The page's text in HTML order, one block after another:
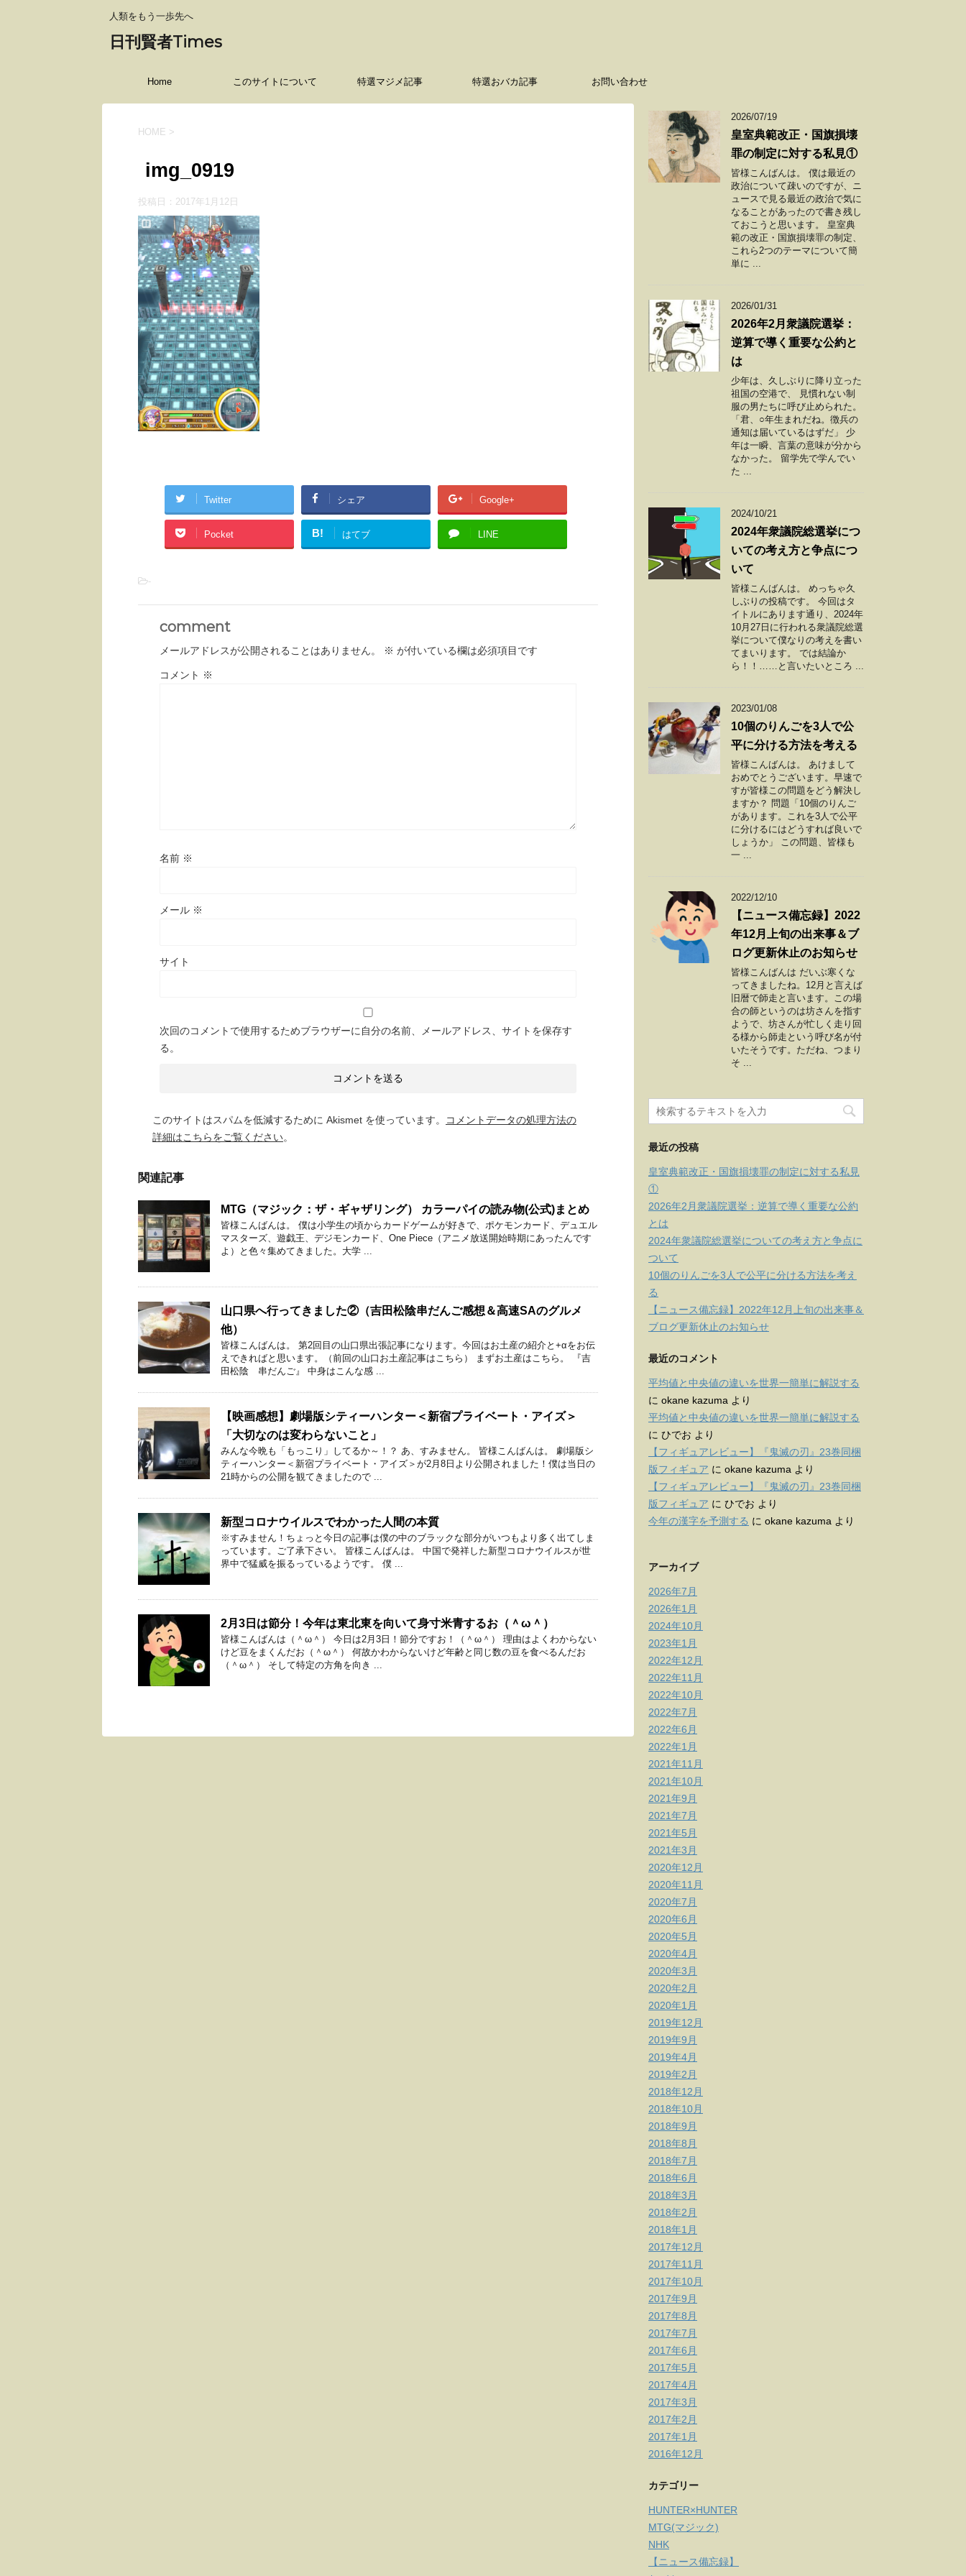
人類をもう一歩先へ
日刊賢者Times
Home このサイトについて 特選マジメ記事 特選おバカ記事 お問い合わせ
HOME >
img_0919
投稿日： 2017年1月12日
Twitter シェア Google+
Pocket B! はてブ LINE
-
comment
メールアドレスが公開されることはありません。 ※ が付いている欄は必須項目です
コメント ※
名前 ※
メール ※
サイト
次回のコメントで使用するためブラウザーに自分の名前、メールアドレス、サイトを保存す
る。
このサイトはスパムを低減するために Akismet を使っています。
コメントデータの処理方法の
詳細はこちらをご覧ください。
関連記事
MTG（マジック：ザ・ギャザリング） カラーパイの読み物(公式)まとめ
皆様こんばんは。 僕は小学生の頃からカードゲームが好きで、ポケモンカード、デュエル
マスターズ、遊戯王、デジモンカード、One Piece（アニメ放送開始時期にあったんです
よ）と色々集めてきました。大学 ...
山口県へ行ってきました②（吉田松陰串だんご感想＆高速SAのグルメ
他）
皆様こんばんは。 第2回目の山口県出張記事になります。今回はお土産の紹介と+αをお伝
えできればと思います。（前回の山口お土産記事はこちら） まずお土産はこちら。 『吉
田松陰 串だんご』 中身はこんな感 ...
【映画感想】劇場版シティーハンター＜新宿プライベート・アイズ＞
「大切なのは変わらないこと」
みんな今晩も「もっこり」してるか～！？ あ、すみません。 皆様こんばんは。 劇場版シ
ティーハンター＜新宿プライベート・アイズ＞が2月8日より公開されました！僕は当日の
21時からの公開を観てきましたので ...
新型コロナウイルスでわかった人間の本質
※すみません！ちょっと今日の記事は僕の中のブラックな部分がいつもより多く出てしま
っています。ご了承下さい。 皆様こんばんは。 中国で発祥した新型コロナウイルスが世
界中で猛威を振るっているようです。 僕 ...
2月3日は節分！今年は東北東を向いて身寸米青するお（＾ω＾）
皆様こんばんは（＾ω＾） 今日は2月3日！節分ですお！（＾ω＾） 理由はよくわからない
けど豆をまくんだお（＾ω＾） 何故かわからないけど年齢と同じ数の豆を食べるんだお
（＾ω＾） そして特定の方角を向き ...
2026/07/19
皇室典範改正・国旗損壊
罪の制定に対する私見①
皆様こんばんは。 僕は最近の
政治について疎いのですが、ニ
ュースで見る最近の政治で気に
なることがあったので書き残し
ておこうと思います。 皇室典
範の改正・国旗損壊罪の制定、
これら2つのテーマについて簡
単に ...
2026/01/31
2026年2月衆議院選挙：
逆算で導く重要な公約と
は
少年は、久しぶりに降り立った
祖国の空港で、 見慣れない制
服の男たちに呼び止められた。
「君、○年生まれだね。徴兵の
通知は届いているはずだ」 少
年は一瞬、言葉の意味が分から
なかった。 留学先で学んでい
た ...
2024/10/21
2024年衆議院総選挙につ
いての考え方と争点につ
いて
皆様こんばんは。 めっちゃ久
しぶりの投稿です。 今回はタ
イトルにあります通り、2024年
10月27日に行われる衆議院総選
挙について僕なりの考えを書い
てまいります。 では結論か
ら！！……と言いたいところ ...
2023/01/08
10個のりんごを3人で公
平に分ける方法を考える
皆様こんばんは。 あけまして
おめでとうございます。早速で
すが皆様この問題をどう解決し
ますか？ 問題「10個のりんご
があります。これを3人で公平
に分けるにはどうすれば良いで
しょうか」 この問題、皆様も
一 ...
2022/12/10
【ニュース備忘録】2022
年12月上旬の出来事＆ブ
ログ更新休止のお知らせ
皆様こんばんは だいぶ寒くな
ってきましたね。12月と言えば
旧暦で師走と言います。この場
合の師というのは坊さんを指す
ようで、坊さんが忙しく走り回
る様から師走という呼び名が付
いたそうです。ただね、つまり
そ ...
最近の投稿
皇室典範改正・国旗損壊罪の制定に対する私見
①
2026年2月衆議院選挙：逆算で導く重要な公約
とは
2024年衆議院総選挙についての考え方と争点に
ついて
10個のりんごを3人で公平に分ける方法を考え
る
【ニュース備忘録】2022年12月上旬の出来事＆
ブログ更新休止のお知らせ
最近のコメント
平均値と中央値の違いを世界一簡単に解説する
に okane kazuma より
平均値と中央値の違いを世界一簡単に解説する
に ひでお より
【フィギュアレビュー】『鬼滅の刃』23巻同梱
版フィギュア に okane kazuma より
【フィギュアレビュー】『鬼滅の刃』23巻同梱
版フィギュア に ひでお より
今年の漢字を予測する に okane kazuma より
アーカイブ
2026年7月
2026年1月
2024年10月
2023年1月
2022年12月
2022年11月
2022年10月
2022年7月
2022年6月
2022年1月
2021年11月
2021年10月
2021年9月
2021年7月
2021年5月
2021年3月
2020年12月
2020年11月
2020年7月
2020年6月
2020年5月
2020年4月
2020年3月
2020年2月
2020年1月
2019年12月
2019年9月
2019年4月
2019年2月
2018年12月
2018年10月
2018年9月
2018年8月
2018年7月
2018年6月
2018年3月
2018年2月
2018年1月
2017年12月
2017年11月
2017年10月
2017年9月
2017年8月
2017年7月
2017年6月
2017年5月
2017年4月
2017年3月
2017年2月
2017年1月
2016年12月
カテゴリー
HUNTER×HUNTER
MTG(マジック)
NHK
【ニュース備忘録】